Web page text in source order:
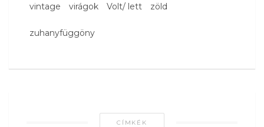
vintage virágok Volt/ lett zöld
zuhanyfüggöny
CÍMKÉK